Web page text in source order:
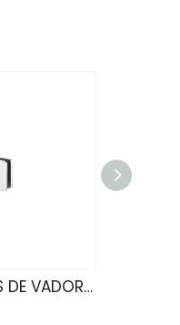
ABSOLUMENES DE VADOR U4140